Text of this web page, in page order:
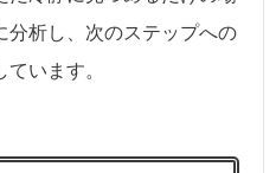
分析し、次のステップへの
います。